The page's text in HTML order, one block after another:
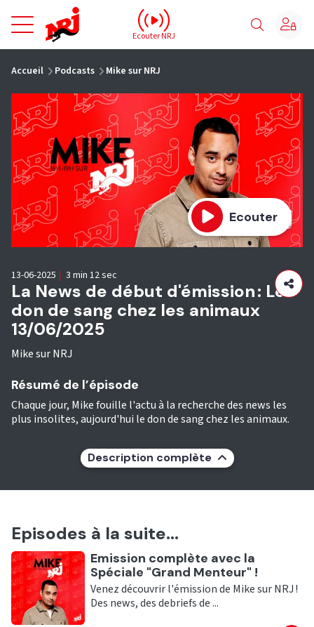
NRJ - Accueil
Ecouter NRJ
Accueil Podcasts Mike sur NRJ
Ecouter
La News de début d'émission : Le
don de sang chez les animaux
13/06/2025
Mike sur NRJ
13-06-2025 | 3 min 12 sec
Résumé de l’épisode
Chaque jour, Mike fouille l'actu à la recherche des news les
plus insolites, aujourd'hui le don de sang chez les animaux.
Description complète
Episodes à la suite...
Ecouter
Emission complète avec la
Spéciale "Grand Menteur" !
Venez découvrir l'émission de Mike sur NRJ !
Des news, des debriefs de ...